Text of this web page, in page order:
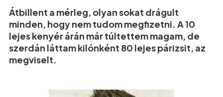
Átbillent a mérleg, olyan sokat drágult
minden, hogy nem tudom megfizetni. A 10
lejes kenyér árán már túltettem magam, de
szerdán láttam kilónként 80 lejes párizsit, az
megviselt.